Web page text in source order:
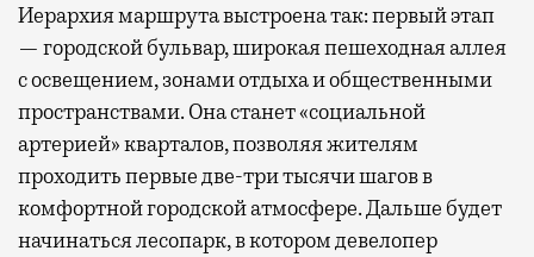
Иерархия маршрута выстроена так: первый этап
— городской бульвар, широкая пешеходная аллея
с освещением, зонами отдыха и общественными
пространствами. Она станет «социальной
артерией» кварталов, позволяя жителям
проходить первые две-три тысячи шагов в
комфортной городской атмосфере. Дальше будет
начинаться лесопарк, в котором девелопер